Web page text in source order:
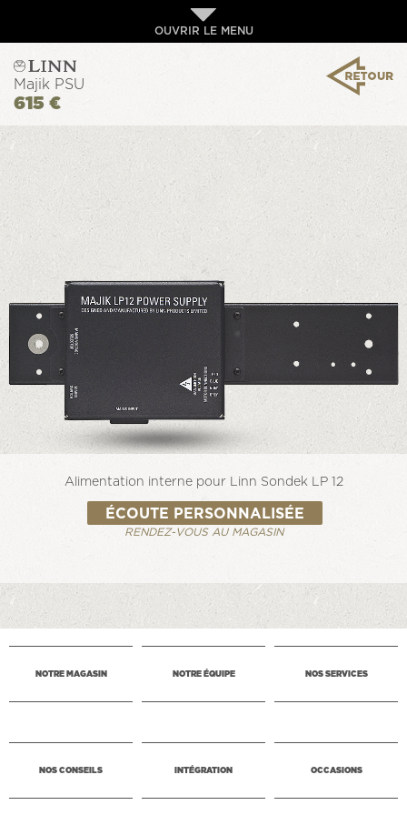
OUVRIR LE MENU
Majik PSU
615 €
Alimentation interne pour Linn Sondek LP 12
ÉCOUTE PERSONNALISÉE
RENDEZ-VOUS AU MAGASIN
NOTRE MAGASIN NOTRE ÉQUIPE NOS SERVICES
NOS CONSEILS INTÉGRATION OCCASIONS